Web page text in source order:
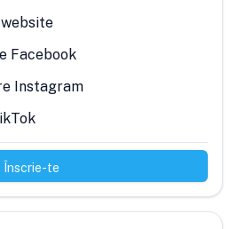
Facebook
Instagram
Înscrie-te